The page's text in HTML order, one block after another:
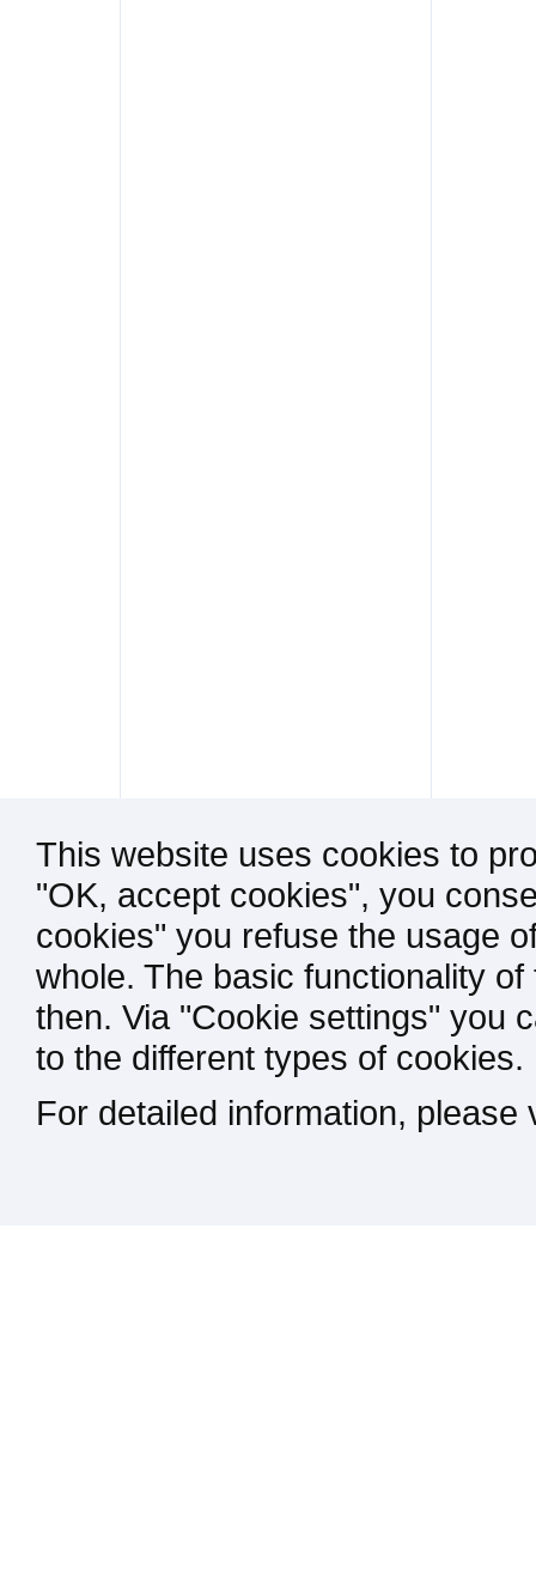
This website uses cookies to
"OK, accept cookies", you
cookies" you refuse the usage
whole. The basic functionality
then. Via "Cookie settings" you
to the different types of cookies.
For detailed information,